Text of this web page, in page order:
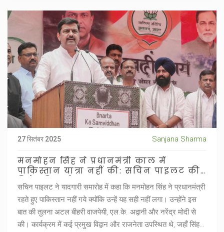
27 सितंबर 2025 Sanjana Sharma
मनमोहन सिंह ने प्रधानमंत्री काल में
पाकिस्तान यात्रा नहीं की: सचिन पाइलट की
विशेष टिप्पणी
सचिन पाइलट ने यादगारी समारोह में कहा किमनमोहन सिंहने प्रधानमंत्री
रहते हुए पाकिस्तान नहीं गये क्योंकि उन्हें यह सही नहीं लगा। उन्होंने इस
बात की तुलना अटल बीहरी वाजपेयी, एल.के. अद्वानी और नरेंद्र मोदी से
की। कार्यक्रम में कई प्रमुख विद्वान और राजनेता उपस्थित थे, जहाँ सिंह